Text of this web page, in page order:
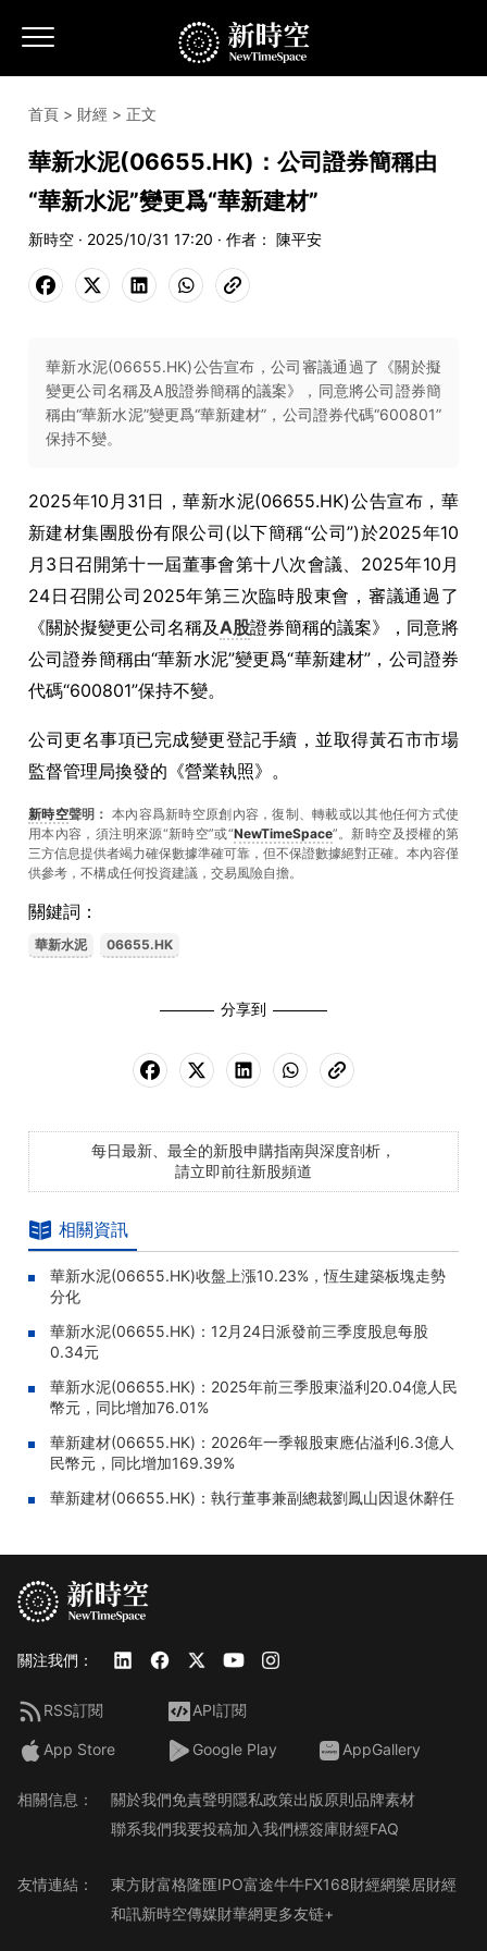
首頁 > 財經 > 正文
華新水泥(06655.HK)：公司證券簡稱由
“華新水泥”變更爲“華新建材”
新時空 · 2025/10/31 17:20 · 作者： 陳平安
華新水泥(06655.HK)公告宣布，公司審議通過了《關於擬
變更公司名稱及A股證券簡稱的議案》，同意將公司證券簡
稱由“華新水泥”變更爲“華新建材”，公司證券代碼“600801”
保持不變。
2025年10月31日，華新水泥(06655.HK)公告宣布，華
新建材集團股份有限公司(以下簡稱“公司”)於2025年10
月3日召開第十一屆董事會第十八次會議、2025年10月
24日召開公司2025年第三次臨時股東會，審議通過了
《關於擬變更公司名稱及A股證券簡稱的議案》，同意將
公司證券簡稱由“華新水泥”變更爲“華新建材”，公司證券
代碼“600801”保持不變。
公司更名事項已完成變更登記手續，並取得黃石市市場
監督管理局換發的《營業執照》。
新時空聲明： 本內容爲新時空原創內容，復制、轉載或以其他任何方式使
用本內容，須注明來源“新時空”或“NewTimeSpace”。新時空及授權的第
三方信息提供者竭力確保數據準確可靠，但不保證數據絕對正確。本內容僅
供參考，不構成任何投資建議，交易風險自擔。
關鍵詞：
華新水泥 06655.HK
分享到
每日最新、最全的新股申購指南與深度剖析，
請立即前往新股頻道
相關資訊
華新水泥(06655.HK)收盤上漲10.23%，恆生建築板塊走勢
分化
華新水泥(06655.HK)：12月24日派發前三季度股息每股
0.34元
華新水泥(06655.HK)：2025年前三季股東溢利20.04億人民
幣元，同比增加76.01%
華新建材(06655.HK)：2026年一季報股東應佔溢利6.3億人
民幣元，同比增加169.39%
華新建材(06655.HK)：執行董事兼副總裁劉鳳山因退休辭任
關注我們：
RSS訂閱 API訂閱
App Store Google Play AppGallery
相關信息： 關於我們免責聲明隱私政策出版原則品牌素材
聯系我們我要投稿加入我們標簽庫財經FAQ
友情連結： 東方財富格隆匯IPO富途牛牛FX168財經網樂居財經
和訊新時空傳媒財華網更多友链+